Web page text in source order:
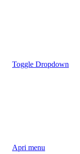
Toggle Dropdown
Apri menu